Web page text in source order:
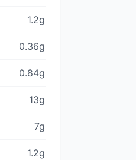
1.2g
0.36g
0.84g
13g
7g
1.2g